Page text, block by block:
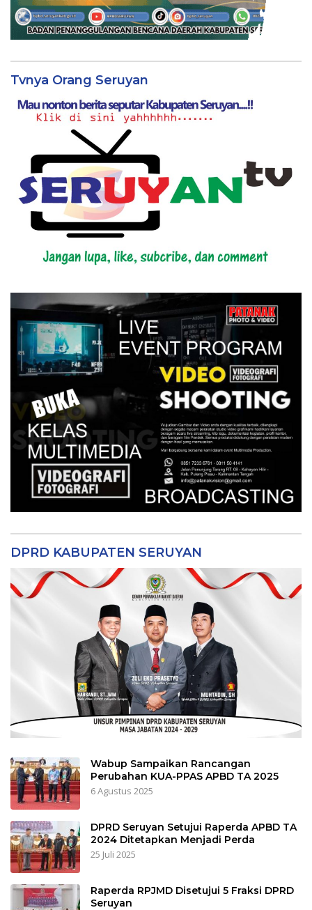
Tvnya Orang Seruyan
DPRD KABUPATEN SERUYAN
Wabup Sampaikan Rancangan
Perubahan KUA-PPAS APBD TA 2025
6 Agustus 2025
DPRD Seruyan Setujui Raperda APBD TA
2024 Ditetapkan Menjadi Perda
25 Juli 2025
Raperda RPJMD Disetujui 5 Fraksi DPRD
Seruyan